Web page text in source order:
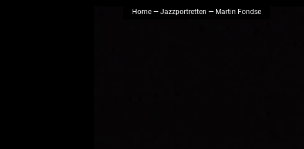
Home—Jazzportretten — Martin Fondse